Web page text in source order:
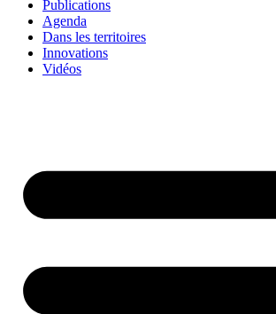
Publications
Agenda
Dans les territoires
Innovations
Vidéos